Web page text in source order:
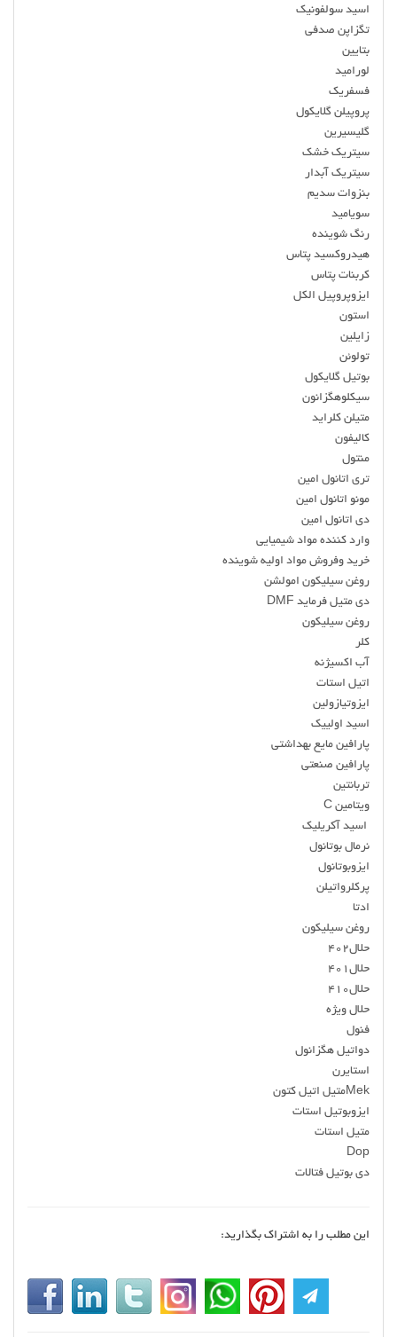
اسید سولفونیک
تگزاپن صدفی
بتایین
لورامید
فسفریک
پروپیلن گلایکول
گلیسیرین
سیتریک خشک
سیتریک آبدار
بنزوات سدیم
سویامید
رنگ شوینده
هیدروکسید پتاس
کربنات پتاس
ایزوپروپیل الکل
استون
زایلین
تولوئن
بوتیل گلایکول
سیکلوهگزانون
متیلن کلراید
کالیفون
منتول
تری اتانول امین
مونو اتانول امین
دی اتانول امین
وارد کننده مواد شیمیایی
خرید وفروش مواد اولیه شوینده
روغن سیلیکون امولشن
دی متیل فرماید DMF
روغن سیلیکون
کلر
آب اکسیژنه
اتیل استات
ایزوتیازولین
اسید اولییک
پارافین مایع بهداشتی
پارافین صنعتی
تربانتین
ویتامین C
اسید آکریلیک
نرمال بوتانول
ایزوبوتانول
پرکلرواتیلن
ادتا
روغن سیلیکون
حلال۴۰۲
حلال۴۰۱
حلال۴۱۰
حلال ویژه
فنول
دواتیل هگزانول
استایرن
Mekمتیل اتیل کتون
ایزوبوتیل استات
متیل استات
Dop
دی بوتیل فتالات
این مطلب را به اشتراک بگذارید: